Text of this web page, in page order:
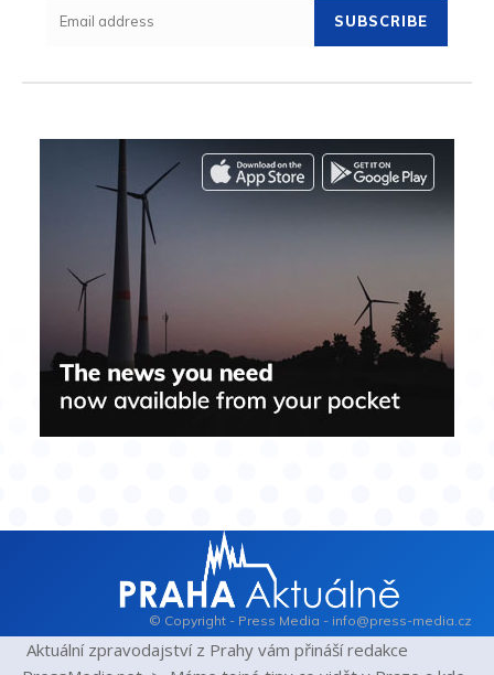
SUBSCRIBE
© Copyright - Press Media - info@press-media.cz
Aktuální zpravodajství z Prahy vám přináší redakce